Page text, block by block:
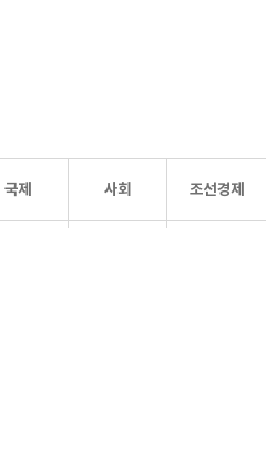
국제 사회 조선경제